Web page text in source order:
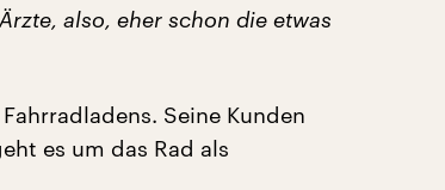
also, eher schon die etwas
Seine Kunden
es um das Rad als